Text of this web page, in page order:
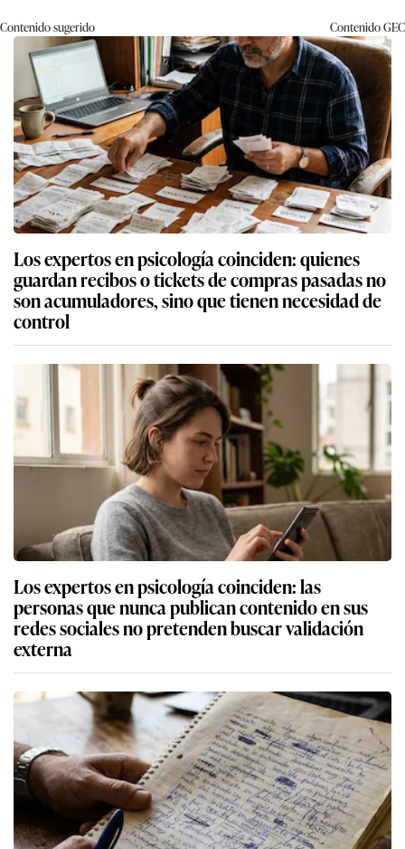
Contenido sugerido ContenidoGEC
Los expertos en psicología coinciden: quienes
guardan recibos o tickets de compras pasadas no
son acumuladores, sino que tienen necesidad de
control
Los expertos en psicología coinciden: las
personas que nunca publican contenido en sus
redes sociales no pretenden buscar validación
externa